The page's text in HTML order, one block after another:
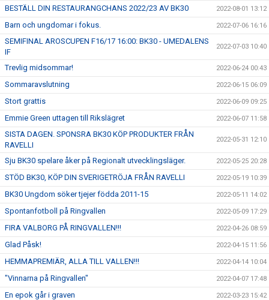
BESTÄLL DIN RESTAURANGCHANS 2022/23 AV BK30 2022-08-01 13:12
Barn och ungdomar i fokus. 2022-07-06 16:16
SEMIFINAL AROSCUPEN F16/17 16:00: BK30 - UMEDALENS
IF
2022-07-03 10:40
Trevlig midsommar! 2022-06-24 00:43
Sommaravslutning 2022-06-15 06:09
Stort grattis 2022-06-09 09:25
Emmie Green uttagen till Rikslägret 2022-06-07 11:58
SISTA DAGEN. SPONSRA BK30 KÖP PRODUKTER FRÅN
RAVELLI
2022-05-31 12:10
Sju BK30 spelare åker på Regionalt utvecklingsläger. 2022-05-25 20:28
STÖD BK30, KÖP DIN SVERIGETRÖJA FRÅN RAVELLI 2022-05-19 10:39
BK30 Ungdom söker tjejer födda 2011-15 2022-05-11 14:02
Spontanfotboll på Ringvallen 2022-05-09 17:29
FIRA VALBORG PÅ RINGVALLEN!!! 2022-04-26 08:59
Glad Påsk! 2022-04-15 11:56
HEMMAPREMIÄR, ALLA TILL VALLEN!!! 2022-04-14 10:04
"Vinnarna på Ringvallen" 2022-04-07 17:48
En epok går i graven 2022-03-23 15:42